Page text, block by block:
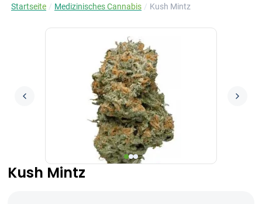
Startseite Medizinisches Cannabis Kush Mintz
Kush Mintz